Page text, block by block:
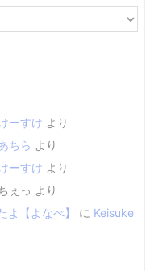
ーすけ より
ちら より
ーすけ より
ぇっ より
よ【よなべ】
に Keisuke